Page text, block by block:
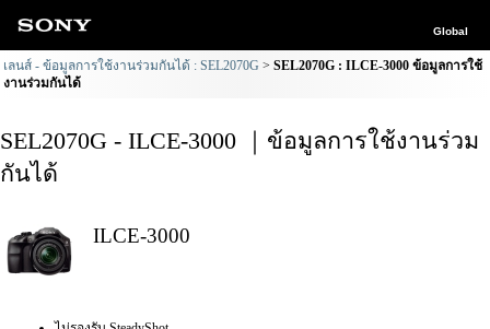
Global
เลนส์ - ข้อมูลการใช้งานร่วมกันได้ : SEL2070G
SEL2070G : ILCE-3000 ข้อมูลการใช้
งานร่วมกันได้
SEL2070G - ILCE-3000 ｜ข้อมูลการใช้งานร่วม
กันได้
ILCE-3000